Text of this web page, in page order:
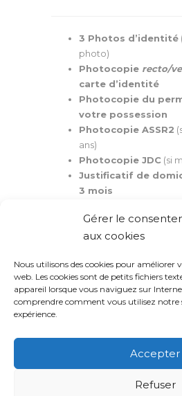
Gérer le
aux cookies
Nous utilisons des cookies pour améliorer
web. Les cookies sont de petits fichiers
appareil lorsque vous naviguez sur
comprendre comment vous utilisez notre
expérience.
Accepter
Refuser
3 Photos d’identité
photo)
Photocopie recto/
carte d’identité
Photocopie du
votre possession
Photocopie ASSR2
ans)
Photocopie JDC (si
Justificatif de
3 mois
nécessaire + CNI
Télécharger la
l'attestation
**Leçon de conduite